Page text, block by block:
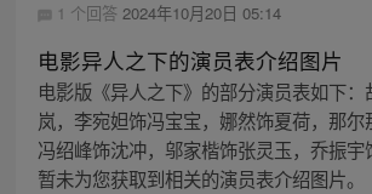
1 个回答 2024年10月20日 05:14
电影异人之下的演员表介绍图片
电影版《异人之下》的部分演员表如下：
岚，李宛妲饰冯宝宝，娜然饰夏荷，那尔
冯绍峰饰沈冲，邬家楷饰张灵玉，乔振
暂未为您获取到相关的演员表介绍图片。